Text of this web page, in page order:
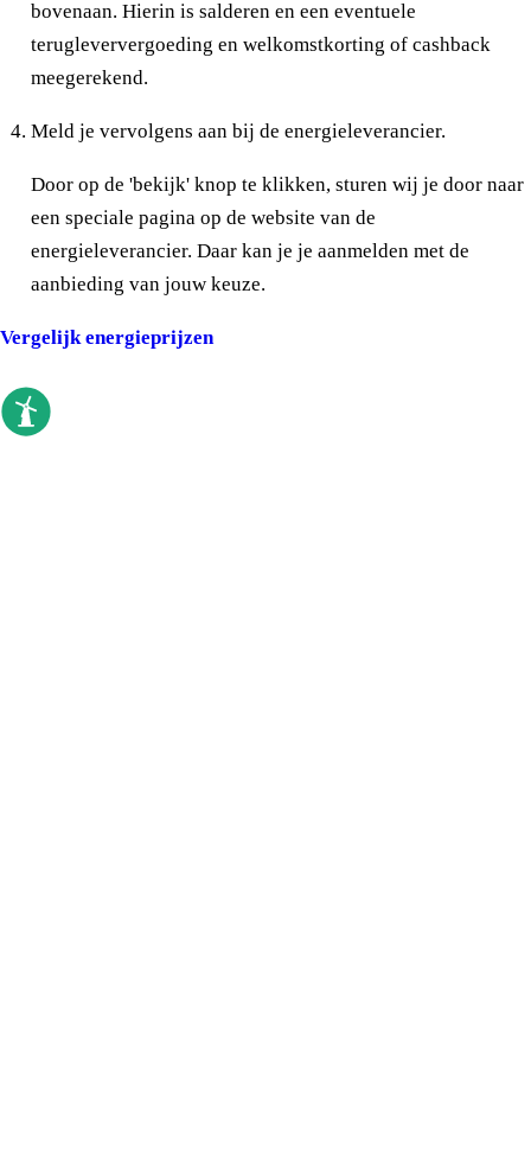
bovenaan. Hierin is salderen en een eventuele
terugleververgoeding en welkomstkorting of cashback
meegerekend.
Meld je vervolgens aan bij de energieleverancier.
Door op de 'bekijk' knop te klikken, sturen wij je door naar
een speciale pagina op de website van de
energieleverancier. Daar kan je je aanmelden met de
aanbieding van jouw keuze.
Vergelijk energieprijzen